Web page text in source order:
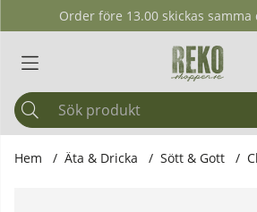
Order före 13.00 skickas samma
Hem Äta & Dricka Sött & Gott
Produktbilder Wermlandschoklad -